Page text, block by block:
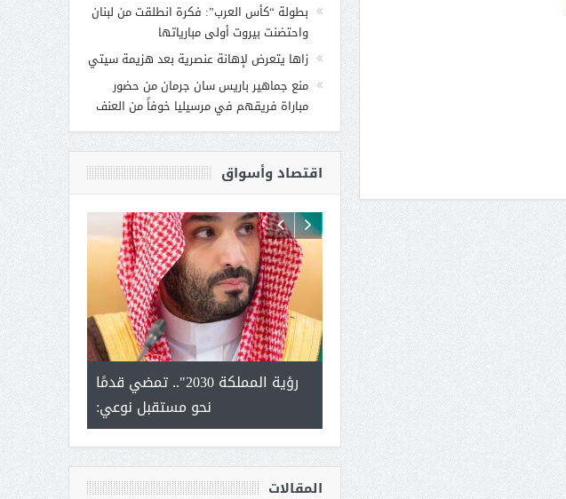
بطولة “كأس العرب”: فكرة انطلقت من لبنان
واحتضنت بيروت أولى مبارياتها
زاها يتعرض لإهانة عنصرية بعد هزيمة سيتي
منع جماهير باريس سان جرمان من حضور
مباراة فريقهم في مرسيليا خوفاً من العنف
اقتصاد وأسواق
الشيخ
يحصل على
رؤية المملكة 2030".. تمضي قدمًا
نحو مستقبل نوعي:
المؤشرات الجغرافية للتمور ورشة
عمل ينظمها موسم عنيزة
المقالات